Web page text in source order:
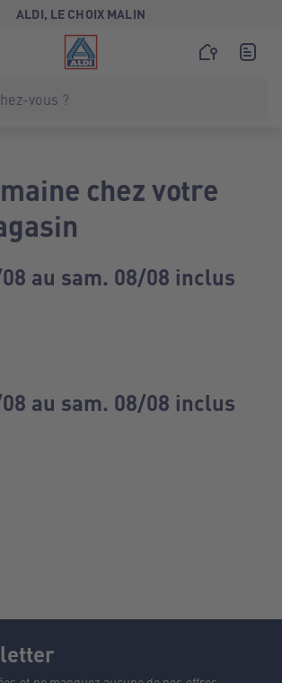
ALDI, LE CHOIX MALIN
chez votre
au sam. 08/08 inclus
au sam. 08/08 inclus